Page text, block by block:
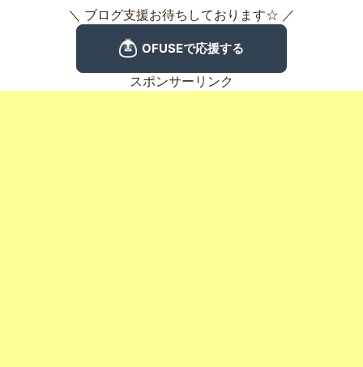
＼ ブログ支援お待ちしております☆ ／
スポンサーリンク